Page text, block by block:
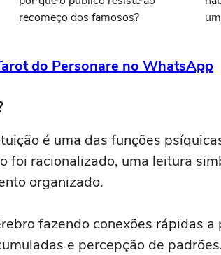
recomeço dos famosos?
do Personare no WhatsApp
é uma das funções
foi racionalizado, uma leitura
organizado.
fazendo conexões rápidas
e percepção de